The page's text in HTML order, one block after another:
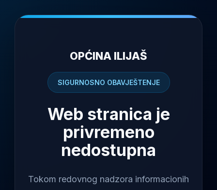
OPĆINA ILIJAŠ
SIGURNOSNO OBAVJEŠTENJE
Web stranica je
privremeno
nedostupna
Tokom redovnog nadzora informacionih